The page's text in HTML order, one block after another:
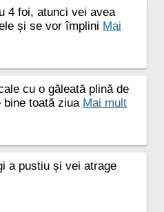
4 foi, atunci vei avea
și se vor împlini Mai
cu o găleată plină de
toată ziua Mai mult
a pustiu și vei atrage